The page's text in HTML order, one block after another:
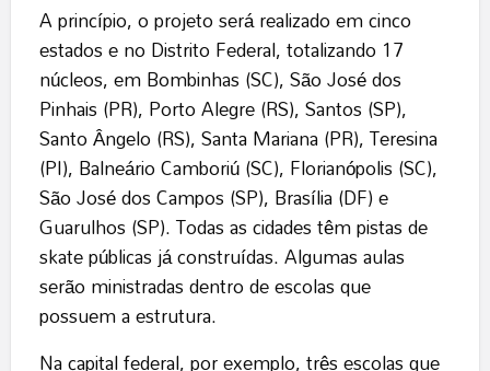
A princípio, o projeto será realizado em cinco
estados e no Distrito Federal, totalizando 17
núcleos, em Bombinhas (SC), São José dos
Pinhais (PR), Porto Alegre (RS), Santos (SP),
Santo Ângelo (RS), Santa Mariana (PR), Teresina
(PI), Balneário Camboriú (SC), Florianópolis (SC),
São José dos Campos (SP), Brasília (DF) e
Guarulhos (SP). Todas as cidades têm pistas de
skate públicas já construídas. Algumas aulas
serão ministradas dentro de escolas que
possuem a estrutura.
Na capital federal, por exemplo, três escolas que